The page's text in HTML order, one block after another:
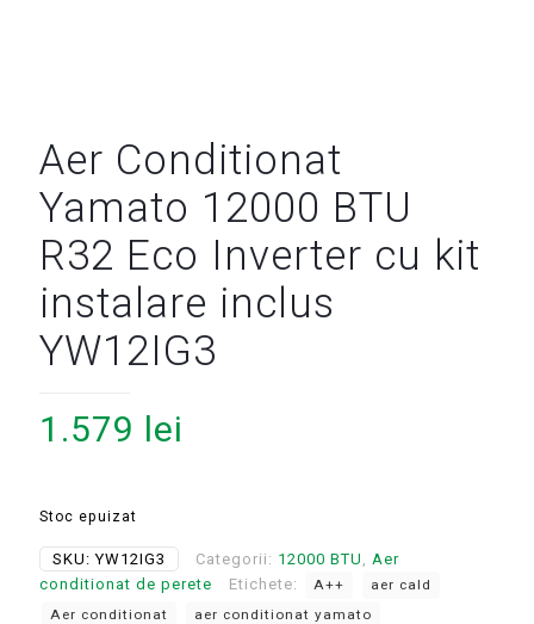
Aer Conditionat
Yamato 12000 BTU
R32 Eco Inverter cu kit
instalare inclus
YW12IG3
1.579 lei
Stoc epuizat
SKU:YW12IG3 Categorii: 12000 BTU , Aer
conditionat de perete
Etichete: A++
aer cald
Aer conditionat
aer conditionat yamato